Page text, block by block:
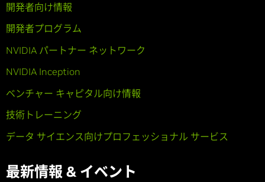
開発者向け情報
開発者プログラム
NVIDIA パートナー ネットワーク
NVIDIA Inception
ベンチャー キャピタル向け情報
技術トレーニング
データ サイエンス向けプロフェッショナル サービス
最新情報 & イベント